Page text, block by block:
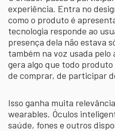
experiência. Entra no
como o produto é
tecnologia responde ao
presença dela não estava
também na voz usada
gera algo que todo
de comprar, de participar
Isso ganha muita
wearables. Óculos
saúde, fones e outros